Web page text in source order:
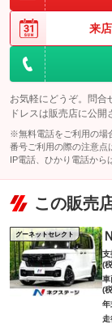
来
お気軽にどうぞ。問合
ドレスは販売店に公開
※無料電話をご利用の場
番号ご利用の際の注意点
IP電話、ひかり電話から
この販売
グーネットセレクト
支
(
車
(
年
走